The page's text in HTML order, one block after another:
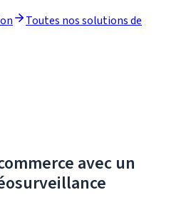
Toutes nos solutions de
avec un